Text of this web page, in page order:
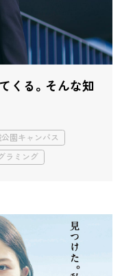
くる。 そんな知
園キャンパス
ラミング